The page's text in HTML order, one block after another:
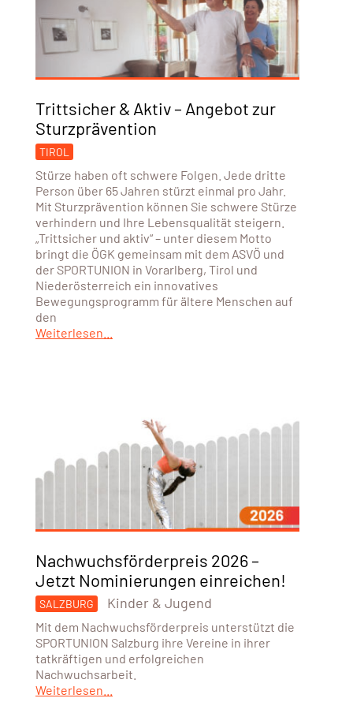
Trittsicher & Aktiv – Angebot zur
Sturzprävention
TIROL
Stürze haben oft schwere Folgen. Jede dritte
Person über 65 Jahren stürzt einmal pro Jahr.
Mit Sturzprävention können Sie schwere Stürze
verhindern und Ihre Lebensqualität steigern.
„Trittsicher und aktiv“ – unter diesem Motto
bringt die ÖGK gemeinsam mit dem ASVÖ und
der SPORTUNION in Vorarlberg, Tirol und
Niederösterreich ein innovatives
Bewegungsprogramm für ältere Menschen auf
den
Weiterlesen...
Nachwuchsförderpreis 2026 –
Jetzt Nominierungen einreichen!
SALZBURG Kinder & Jugend
Mit dem Nachwuchsförderpreis unterstützt die
SPORTUNION Salzburg ihre Vereine in ihrer
tatkräftigen und erfolgreichen
Nachwuchsarbeit.
Weiterlesen...